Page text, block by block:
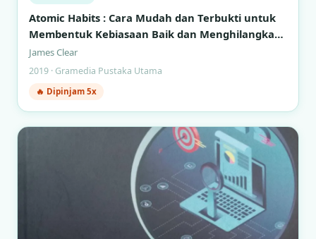
Atomic Habits : Cara Mudah dan Terbukti untuk
Membentuk Kebiasaan Baik dan Menghilangkan
Kebiasaan Buruk
James Clear
2019 · Gramedia Pustaka Utama
🔥 Dipinjam 5x